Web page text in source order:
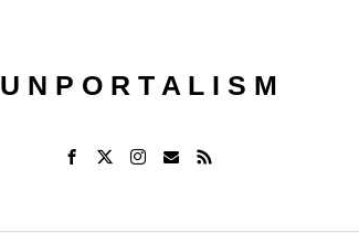
U N P O R T A L I S M